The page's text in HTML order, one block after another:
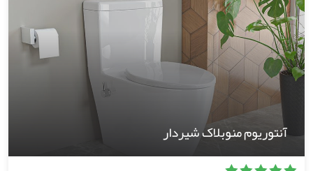
آنتوریوم منوبلاک شیردار